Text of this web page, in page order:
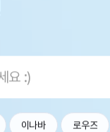
이나바 로우즈